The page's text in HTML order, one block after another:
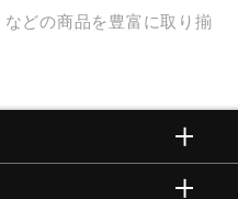
などの商品を豊富に取り揃